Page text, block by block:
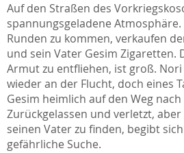
Auf den Straßen des
spannungsgeladene
Runden zu kommen, verkaufen
und sein Vater Gesim Zigaretten.
Armut zu entfliehen, ist groß.
wieder an der Flucht, doch eines
Gesim heimlich auf den Weg
Zurückgelassen und verletzt,
seinen Vater zu finden, begibt
gefährliche Suche.